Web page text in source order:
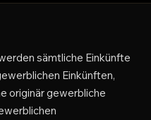
sämtliche Einkünfte
Einkünften,
originär gewerbliche